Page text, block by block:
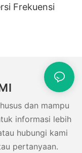
Frekuensi
dan mampu
informasi lebih
hubungi kami
pertanyaan.